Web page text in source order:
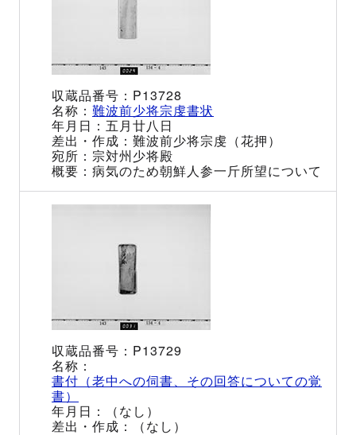
P13728
難波前少将宗虔書状
五月廿八日
難波前少将宗虔（花押）
宗対州少将殿
病気のため朝鮮人参一斤所望について
P13729
書付（老中への伺書、その回答についての覚
書）
（なし）
（なし）